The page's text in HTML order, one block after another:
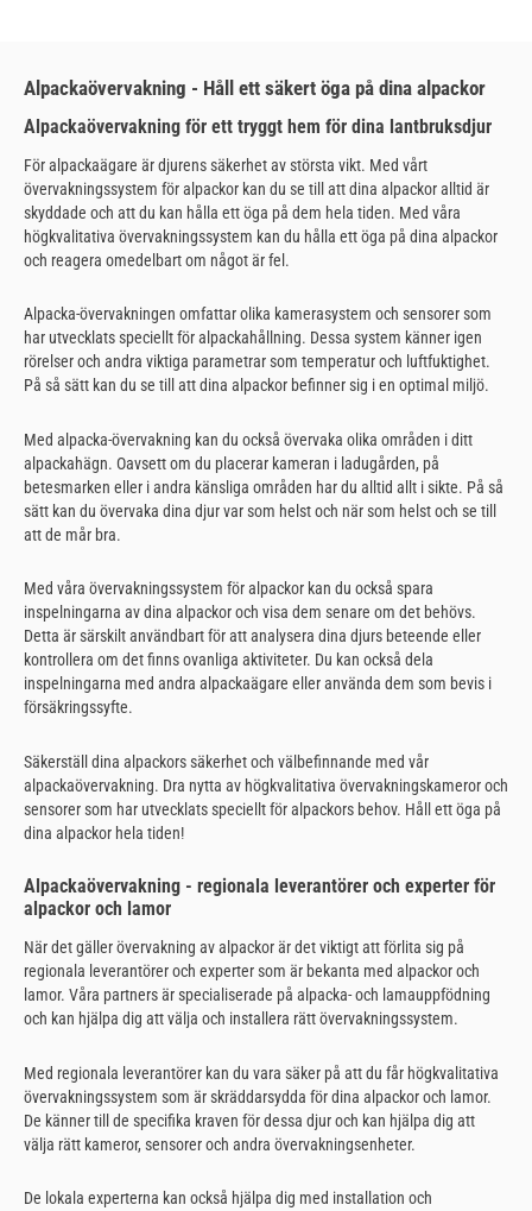
Alpackaövervakning - Håll ett säkert öga på dina alpackor
Alpackaövervakning för ett tryggt hem för dina lantbruksdjur
För alpackaägare är djurens säkerhet av största vikt. Med vårt
övervakningssystem för alpackor kan du se till att dina alpackor alltid är
skyddade och att du kan hålla ett öga på dem hela tiden. Med våra
högkvalitativa övervakningssystem kan du hålla ett öga på dina alpackor
och reagera omedelbart om något är fel.
Alpacka-övervakningen omfattar olika kamerasystem och sensorer som
har utvecklats speciellt för alpackahållning. Dessa system känner igen
rörelser och andra viktiga parametrar som temperatur och luftfuktighet.
På så sätt kan du se till att dina alpackor befinner sig i en optimal miljö.
Med alpacka-övervakning kan du också övervaka olika områden i ditt
alpackahägn. Oavsett om du placerar kameran i ladugården, på
betesmarken eller i andra känsliga områden har du alltid allt i sikte. På så
sätt kan du övervaka dina djur var som helst och när som helst och se till
att de mår bra.
Med våra övervakningssystem för alpackor kan du också spara
inspelningarna av dina alpackor och visa dem senare om det behövs.
Detta är särskilt användbart för att analysera dina djurs beteende eller
kontrollera om det finns ovanliga aktiviteter. Du kan också dela
inspelningarna med andra alpackaägare eller använda dem som bevis i
försäkringssyfte.
Säkerställ dina alpackors säkerhet och välbefinnande med vår
alpackaövervakning. Dra nytta av högkvalitativa övervakningskameror och
sensorer som har utvecklats speciellt för alpackors behov. Håll ett öga på
dina alpackor hela tiden!
Alpackaövervakning - regionala leverantörer och experter för
alpackor och lamor
När det gäller övervakning av alpackor är det viktigt att förlita sig på
regionala leverantörer och experter som är bekanta med alpackor och
lamor. Våra partners är specialiserade på alpacka- och lamauppfödning
och kan hjälpa dig att välja och installera rätt övervakningssystem.
Med regionala leverantörer kan du vara säker på att du får högkvalitativa
övervakningssystem som är skräddarsydda för dina alpackor och lamor.
De känner till de specifika kraven för dessa djur och kan hjälpa dig att
välja rätt kameror, sensorer och andra övervakningsenheter.
De lokala experterna kan också hjälpa dig med installation och